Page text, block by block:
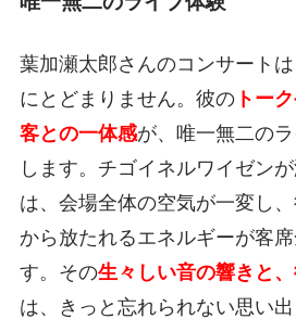
葉加瀬太郎さんのコンサート
にとどまりません。彼のトー
客との一体感が、唯一無二の
します。チゴイネルワイゼン
は、会場全体の空気が一変し
から放たれるエネルギーが客
す。その生々しい音の響きと
は、きっと忘れられない思い出